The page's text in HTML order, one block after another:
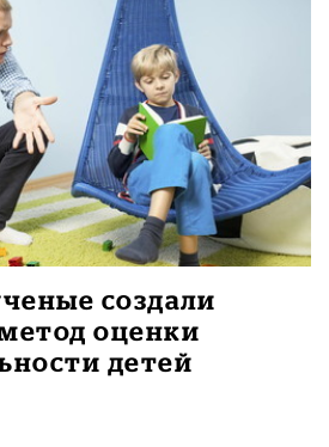
создали
оценки
детей